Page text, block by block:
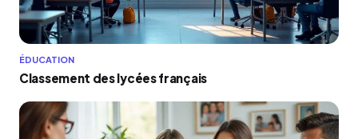
ÉDUCATION
Classement des lycées français